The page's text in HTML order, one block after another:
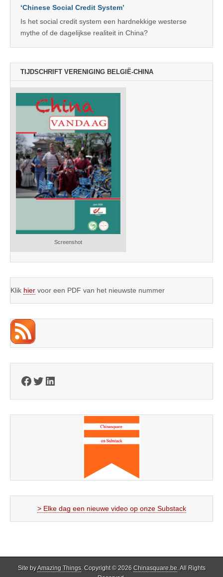
‘Chinese Social Credit System’
Is het social credit system een hardnekkige westerse
mythe of de dagelijkse realiteit in China?
TIJDSCHRIFT VERENIGING BELGIË-CHINA
Screenshot
Klik hier voor een PDF van het nieuwste nummer
Facebook
Twitter
LinkedIn
> Elke dag een nieuwe video op onze Substack
Site byAmazing Things. Copyright © 2026 Chinasquare.be. All Rights